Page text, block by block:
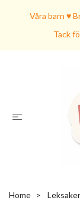
Våra barn ♥
Tack
Home Leksaker